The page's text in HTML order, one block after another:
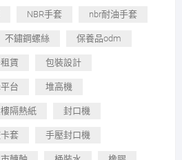
NBR手套 nbr耐油手套
不鏽鋼螺絲 保養品odm
賃 包裝設計
台 堆高機
隔熱紙 封口機
套 手壓封口機